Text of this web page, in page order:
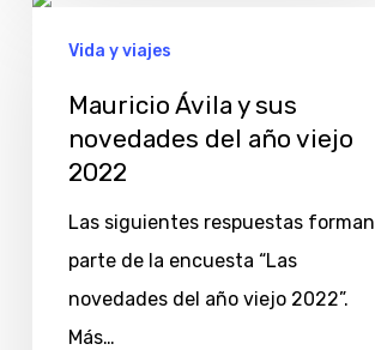
Mauricio
Ávila
novedades
viejo
2022
Vida y viajes
Mauricio Ávila y sus
novedades del año viejo
2022
Las siguientes respuestas forman
parte de la encuesta “Las
novedades del año viejo 2022”.
Más…